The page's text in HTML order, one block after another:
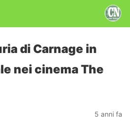
di Carnage in
nei cinema The
5 anni fa